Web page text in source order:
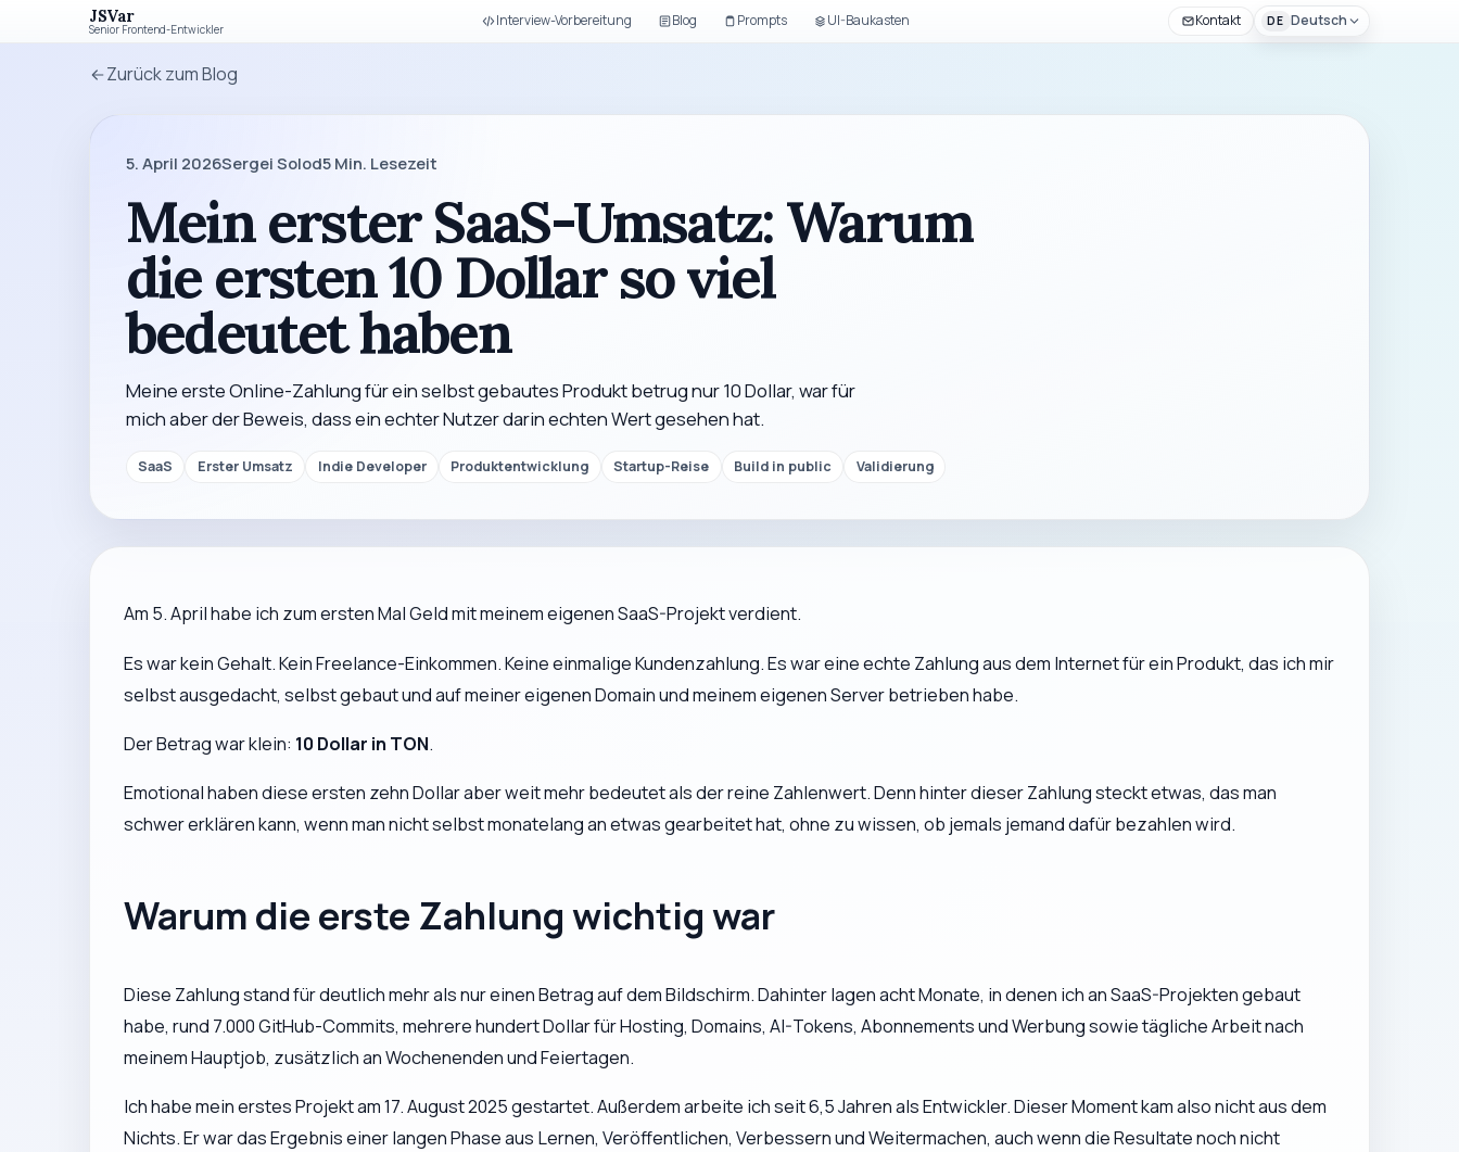
JSVar
Senior Frontend-Entwickler Interview-Vorbereitung Blog Prompts UI-Baukasten Kontakt DE Deutsch
Zurück zum Blog
5. April 2026Sergei Solod5 Min. Lesezeit
Mein erster SaaS-Umsatz: Warum
die ersten 10 Dollar so viel
bedeutet haben
Meine erste Online-Zahlung für ein selbst gebautes Produkt betrug nur 10 Dollar, war für
mich aber der Beweis, dass ein echter Nutzer darin echten Wert gesehen hat.
SaaS Erster Umsatz Indie Developer Produktentwicklung Startup-Reise Build in public Validierung
Am 5. April habe ich zum ersten Mal Geld mit meinem eigenen SaaS-Projekt verdient.
Es war kein Gehalt. Kein Freelance-Einkommen. Keine einmalige Kundenzahlung. Es war eine echte Zahlung aus dem Internet für ein Produkt, das ich mir
selbst ausgedacht, selbst gebaut und auf meiner eigenen Domain und meinem eigenen Server betrieben habe.
Der Betrag war klein: 10 Dollar in TON.
Emotional haben diese ersten zehn Dollar aber weit mehr bedeutet als der reine Zahlenwert. Denn hinter dieser Zahlung steckt etwas, das man
schwer erklären kann, wenn man nicht selbst monatelang an etwas gearbeitet hat, ohne zu wissen, ob jemals jemand dafür bezahlen wird.
Warum die erste Zahlung wichtig war
Diese Zahlung stand für deutlich mehr als nur einen Betrag auf dem Bildschirm. Dahinter lagen acht Monate, in denen ich an SaaS-Projekten gebaut
habe, rund 7.000 GitHub-Commits, mehrere hundert Dollar für Hosting, Domains, AI-Tokens, Abonnements und Werbung sowie tägliche Arbeit nach
meinem Hauptjob, zusätzlich an Wochenenden und Feiertagen.
Ich habe mein erstes Projekt am 17. August 2025 gestartet. Außerdem arbeite ich seit 6,5 Jahren als Entwickler. Dieser Moment kam also nicht aus dem
Nichts. Er war das Ergebnis einer langen Phase aus Lernen, Veröffentlichen, Verbessern und Weitermachen, auch wenn die Resultate noch nicht